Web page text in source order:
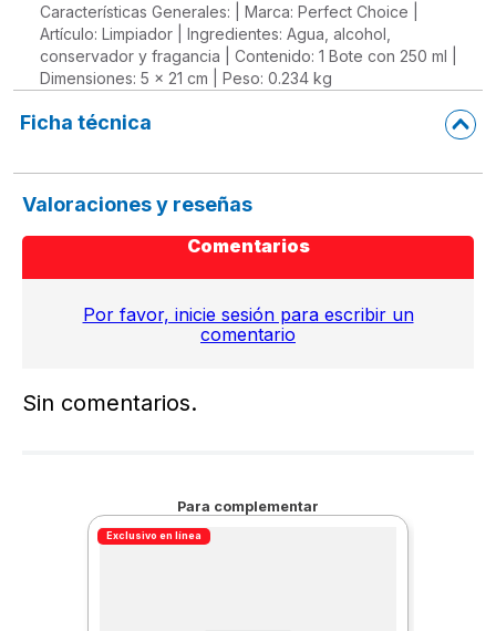
Características Generales: | Marca: Perfect Choice |
Artículo: Limpiador | Ingredientes: Agua, alcohol,
conservador y fragancia | Contenido: 1 Bote con 250 ml |
Dimensiones: 5 x 21 cm | Peso: 0.234 kg
Ficha técnica
Valoraciones y reseñas
Comentarios
Por favor, inicie sesión para escribir un
comentario
Sin comentarios.
Para complementar
Exclusivo en línea